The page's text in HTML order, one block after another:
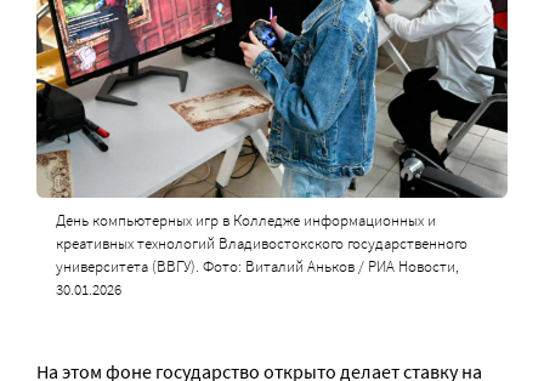
День компьютерных игр в Колледже информационных и
креативных технологий Владивостокского государственного
университета (ВВГУ). Фото: Виталий Аньков / РИА Новости,
30.01.2026
На этом фоне государство открыто делает ставку на